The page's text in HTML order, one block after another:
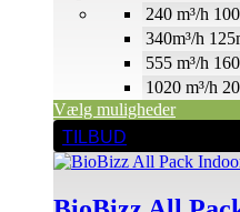
Vælg muligheder
240 m³/h
340m³/h
555 m³/h
1020 m³/h
TILBUD